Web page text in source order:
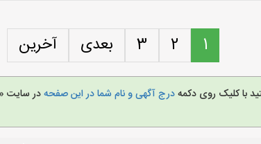
1
2
3 بعدی آخرین
با کلیک روی دکمهدرج آگهی و نام شما در این صفحهدر سایت